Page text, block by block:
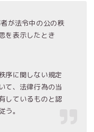
が法令中の公の秩
を表示したとき
序に関しない規定
て、法律行為の当
しているものと認
。